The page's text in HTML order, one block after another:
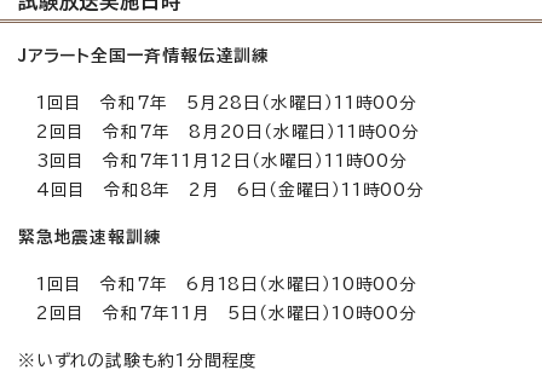
Jアラート全国一斉情報伝達訓練
1回目 令和7年 5月28日（水曜日）11時00分
2回目 令和7年 8月20日（水曜日）11時00分
3回目 令和7年11月12日（水曜日）11時00分
4回目 令和8年 2月 6日（金曜日）11時00分
緊急地震速報訓練
1回目 令和7年 6月18日（水曜日）10時00分
2回目 令和7年11月 5日（水曜日）10時00分
※いずれの試験も約1分間程度